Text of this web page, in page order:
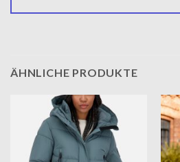
ÄHNLICHE PRODUKTE